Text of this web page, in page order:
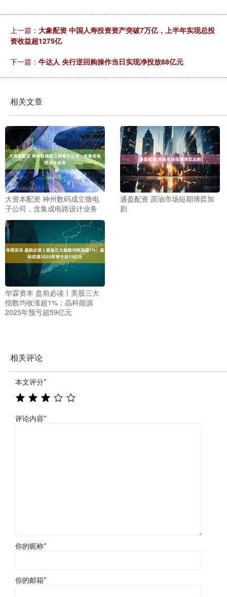
上一篇： 大象配资 中国人寿投资资产突破7万亿，上半年实现总投
资收益超1275亿
下一篇： 牛达人 央行逆回购操作当日实现净投放88亿元
相关文章
大资本配资 神州数码成立微电
子公司，含集成电路设计业务
通盈配资 原油市场短期博弈加
剧
华霖资本 盘前必读丨美股三大
指数均收涨超1%；晶科能源
2025年预亏超59亿元
相关评论
本文评分*
评论内容*
你的昵称*
你的邮箱*